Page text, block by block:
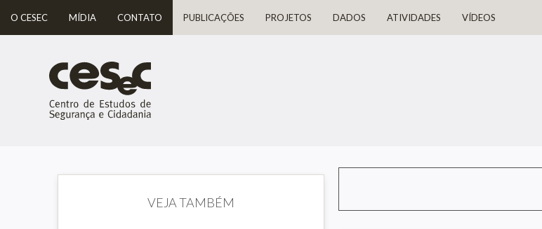
O CESEC MÍDIA CONTATO PUBLICAÇÕES PROJETOS DADOS ATIVIDADES VÍDEOS
VEJA TAMBÉM